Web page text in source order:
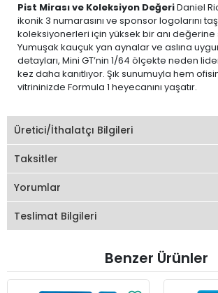
Pist Mirası ve Koleksiyon DeğeriDaniel
ikonik 3 numarasını ve sponsor logolarını
koleksiyonerleri için yüksek bir anı değerine
Yumuşak kauçuk yan aynalar ve aslına
detayları, Mini GT’nin 1/64 ölçekte neden
kez daha kanıtlıyor. Şık sunumuyla hem
vitrininizde Formula 1 heyecanını yaşatır.
Üretici/İthalatçı Bilgileri
Taksitler
Yorumlar
Teslimat Bilgileri
Benzer Ürünler